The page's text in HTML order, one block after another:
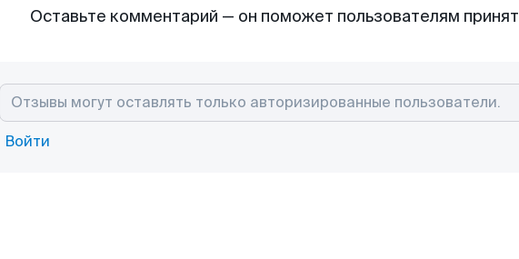
Оставьте комментарий — он поможет пользователям
Войти